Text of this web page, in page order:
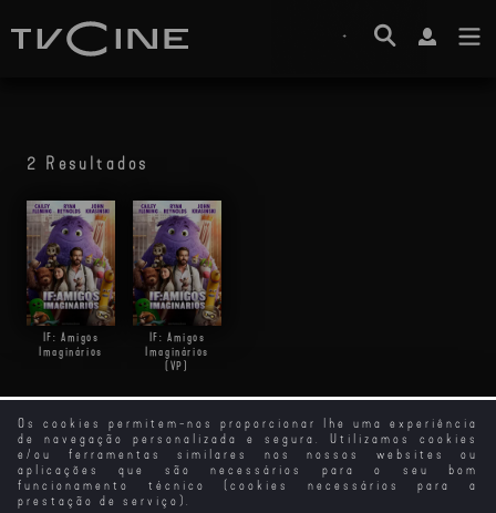
Os cookies permitem-nos proporcionar lhe uma experiência
de navegação personalizada e segura. Utilizamos cookies
e/ou ferramentas similares nos nossos websites ou
aplicações que são necessários para o seu bom
funcionamento técnico (cookies necessários para a
prestação de serviço).
2 Resultados
IF: Amigos
Imaginários
IF: Amigos
Imaginários
(VP)